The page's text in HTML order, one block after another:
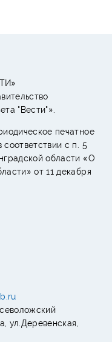
"Вести"».
печатное
с п. 5
области «О
от 11 декабря
ул.Деревенская,